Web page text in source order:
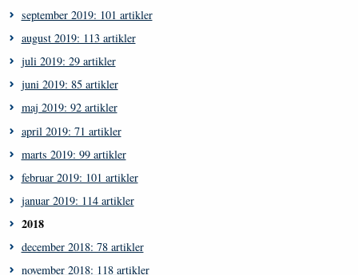
september 2019: 101 artikler
august 2019: 113 artikler
juli 2019: 29 artikler
juni 2019: 85 artikler
maj 2019: 92 artikler
april 2019: 71 artikler
marts 2019: 99 artikler
februar 2019: 101 artikler
januar 2019: 114 artikler
2018
december 2018: 78 artikler
november 2018: 118 artikler